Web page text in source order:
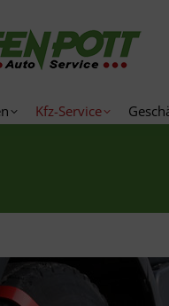
Kfz-Service
Kfz-Service